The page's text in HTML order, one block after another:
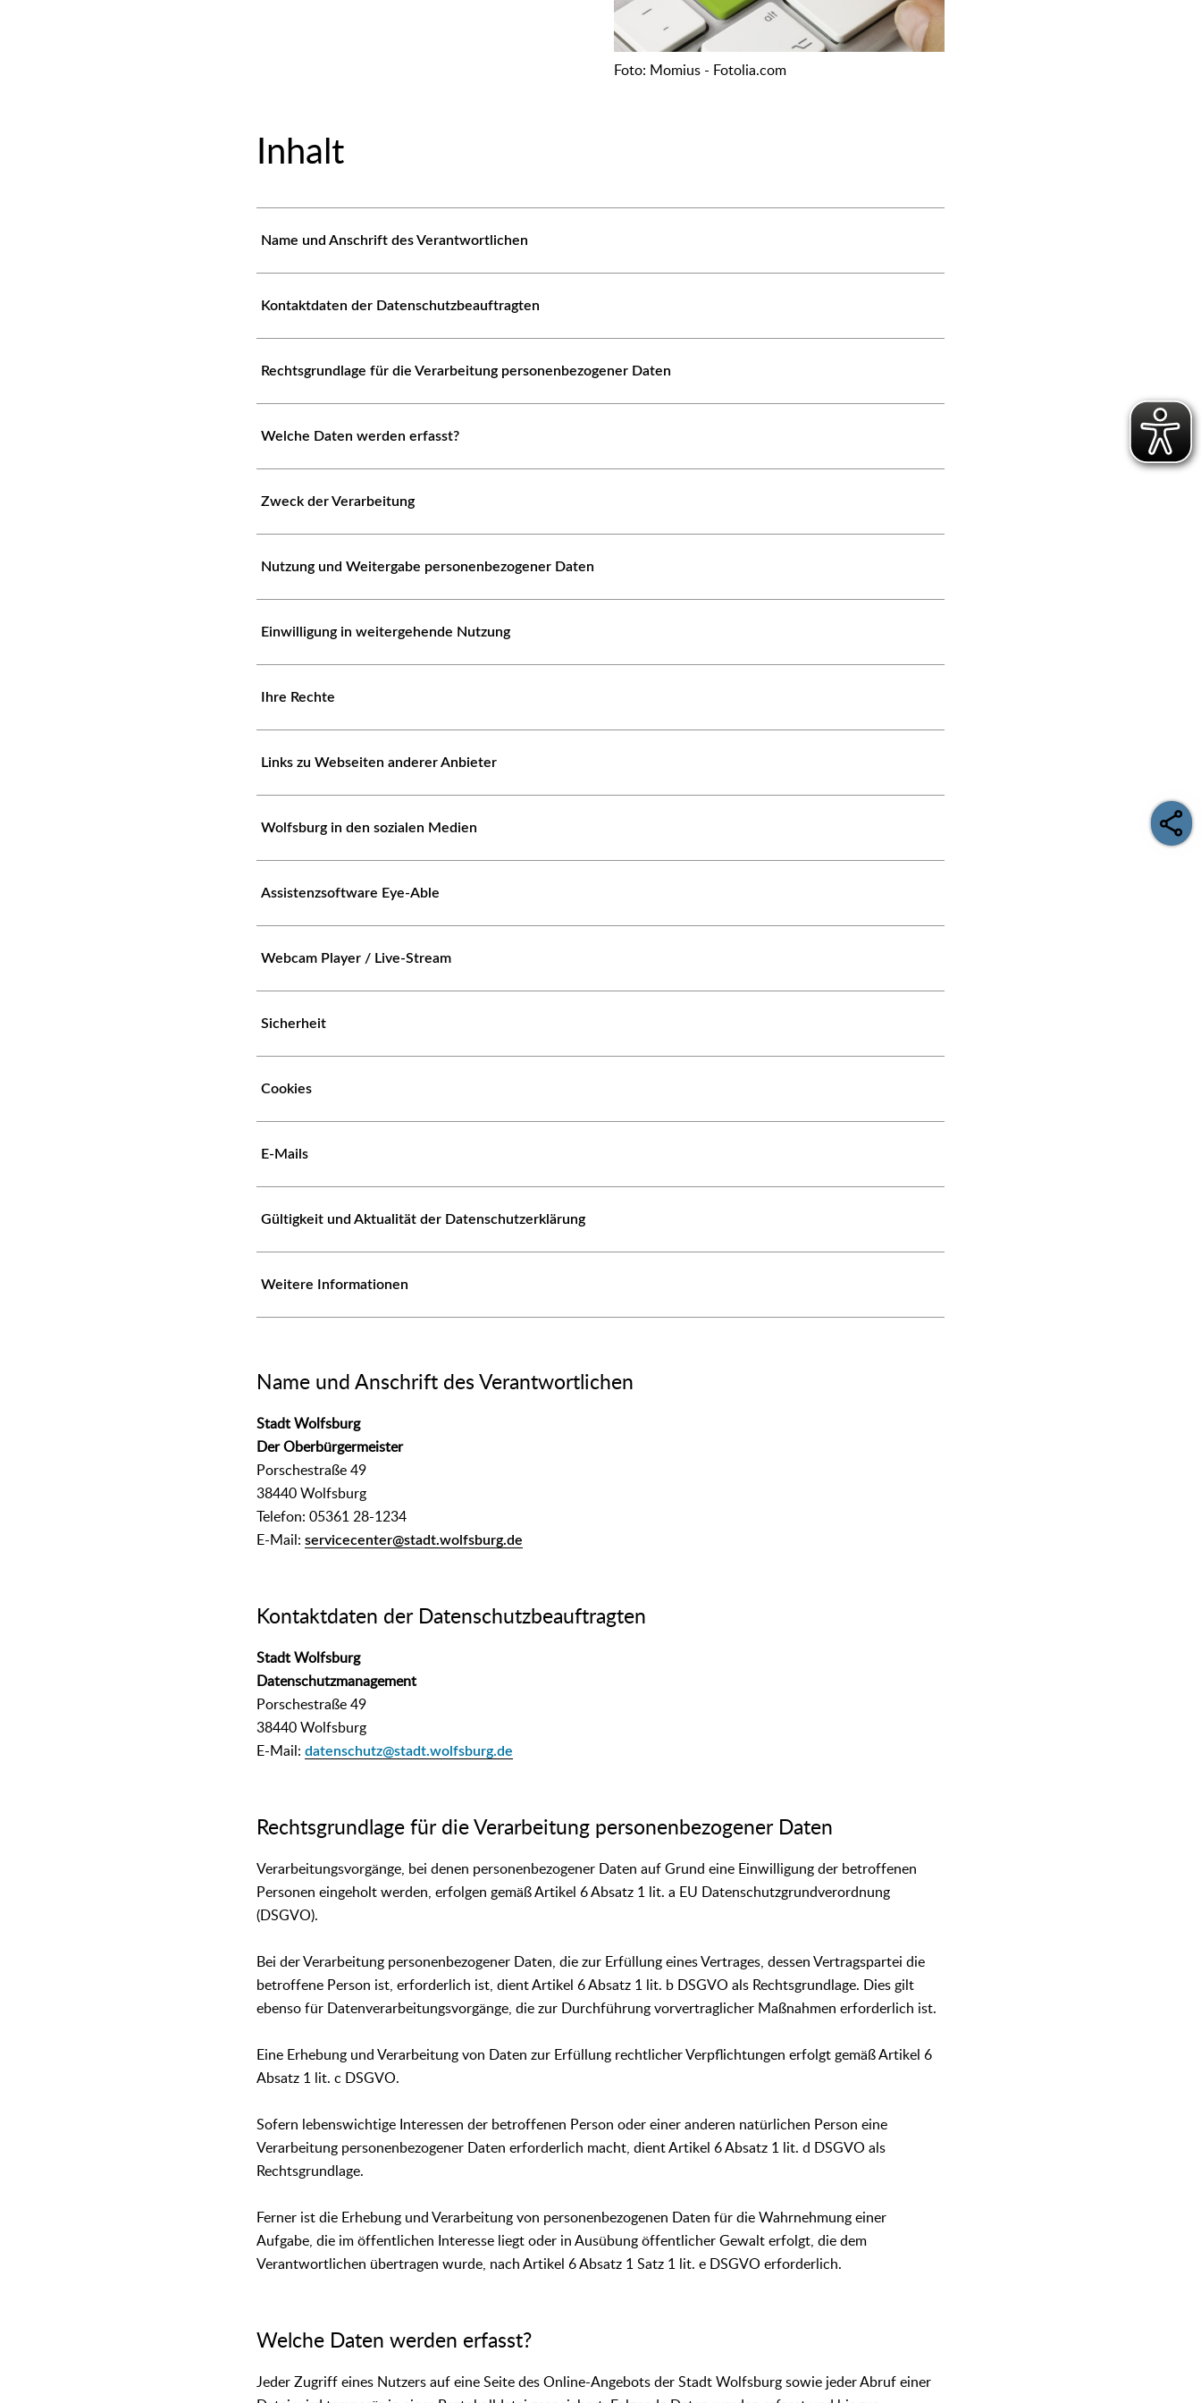
Foto: Momius - Fotolia.com
Inhalt
Name und Anschrift des Verantwortlichen
Kontaktdaten der Datenschutzbeauftragten
Rechtsgrundlage für die Verarbeitung personenbezogener Daten
Welche Daten werden erfasst?
Zweck der Verarbeitung
Nutzung und Weitergabe personenbezogener Daten
Einwilligung in weitergehende Nutzung
Ihre Rechte
Links zu Webseiten anderer Anbieter
Wolfsburg in den sozialen Medien
Assistenzsoftware Eye-Able
Webcam Player / Live-Stream
Sicherheit
Cookies
E-Mails
Gültigkeit und Aktualität der Datenschutzerklärung
Weitere Informationen
Name und Anschrift des Verantwortlichen
Stadt Wolfsburg
Der Oberbürgermeister
Porschestraße 49
38440 Wolfsburg
Telefon: 05361 28-1234
E-Mail:servicecenter@stadt.wolfsburg.de
Kontaktdaten der Datenschutzbeauftragten
Stadt Wolfsburg
Datenschutzmanagement
Porschestraße 49
38440 Wolfsburg
E-Mail:datenschutz@stadt.wolfsburg.de
Rechtsgrundlage für die Verarbeitung personenbezogener Daten
Verarbeitungsvorgänge, bei denen personenbezogener Daten auf Grund eine Einwilligung der betroffenen
Personen eingeholt werden, erfolgen gemäß Artikel 6 Absatz 1 lit. a EU Datenschutzgrundverordnung
(DSGVO).
Bei der Verarbeitung personenbezogener Daten, die zur Erfüllung eines Vertrages, dessen Vertragspartei die
betroffene Person ist, erforderlich ist, dient Artikel 6 Absatz 1 lit. b DSGVO als Rechtsgrundlage. Dies gilt
ebenso für Datenverarbeitungsvorgänge, die zur Durchführung vorvertraglicher Maßnahmen erforderlich ist.
Eine Erhebung und Verarbeitung von Daten zur Erfüllung rechtlicher Verpflichtungen erfolgt gemäß Artikel 6
Absatz 1 lit. c DSGVO.
Sofern lebenswichtige Interessen der betroffenen Person oder einer anderen natürlichen Person eine
Verarbeitung personenbezogener Daten erforderlich macht, dient Artikel 6 Absatz 1 lit. d DSGVO als
Rechtsgrundlage.
Ferner ist die Erhebung und Verarbeitung von personenbezogenen Daten für die Wahrnehmung einer
Aufgabe, die im öffentlichen Interesse liegt oder in Ausübung öffentlicher Gewalt erfolgt, die dem
Verantwortlichen übertragen wurde, nach Artikel 6 Absatz 1 Satz 1 lit. e DSGVO erforderlich.
Welche Daten werden erfasst?
Jeder Zugriff eines Nutzers auf eine Seite des Online-Angebots der Stadt Wolfsburg sowie jeder Abruf einer